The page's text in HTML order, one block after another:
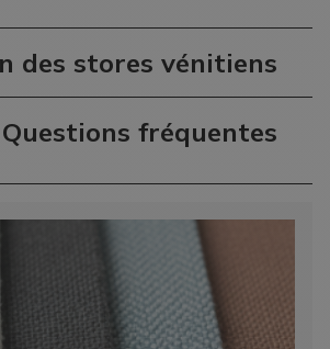
des stores vénitiens
Questions fréquentes